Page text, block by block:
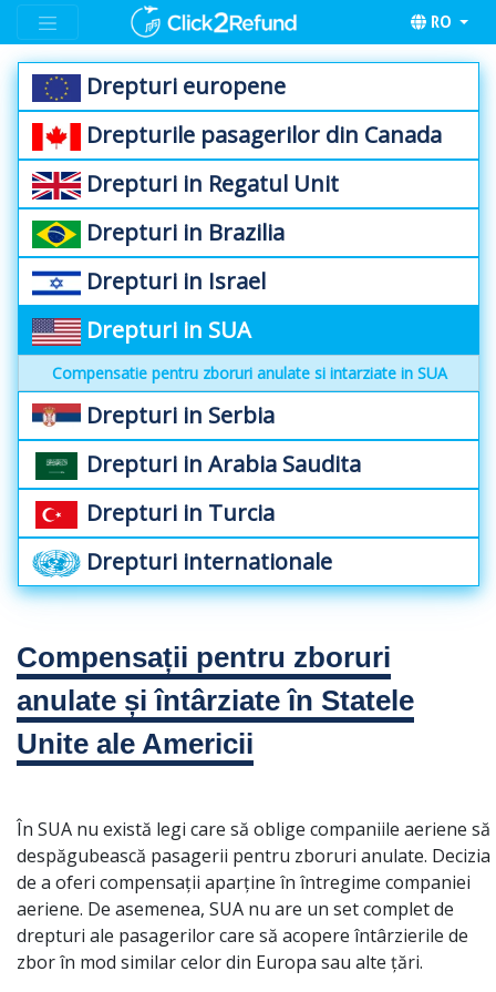
RO
Drepturi europene
Drepturile pasagerilor din Canada
Drepturi in Regatul Unit
Drepturi in Brazilia
Drepturi in Israel
Drepturi in SUA
Compensatie pentru zboruri anulate si intarziate in SUA
Drepturi in Serbia
Drepturi in Arabia Saudita
Drepturi in Turcia
Drepturi internationale
Compensații pentru zboruri
anulate și întârziate în Statele
Unite ale Americii
În SUA nu există legi care să oblige companiile aeriene să
despăgubească pasagerii pentru zboruri anulate. Decizia
de a oferi compensații aparține în întregime companiei
aeriene. De asemenea, SUA nu are un set complet de
drepturi ale pasagerilor care să acopere întârzierile de
zbor în mod similar celor din Europa sau alte țări.